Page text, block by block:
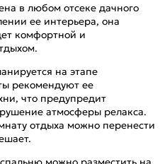
в любом отсеке дачного
ее интерьера, она
комфортной и
на этапе
рекомендуют ее
что предупредит
атмосферы релакса.
отдыха можно перенести